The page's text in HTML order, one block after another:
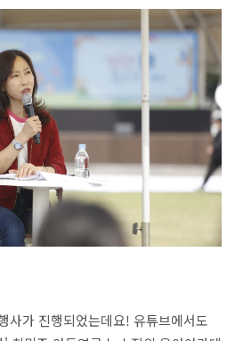
사가 진행되었는데요! 유튜브에서도